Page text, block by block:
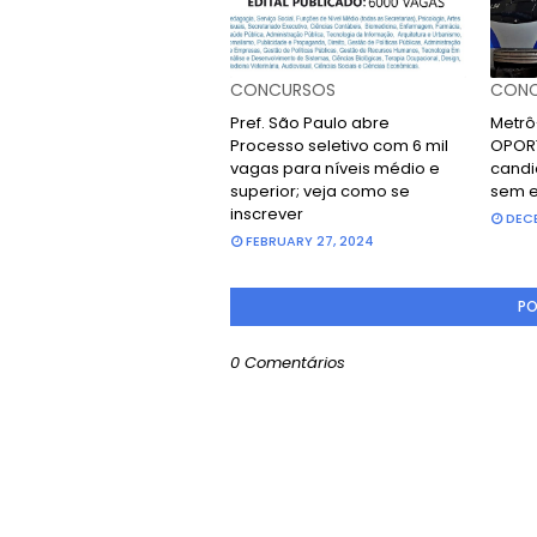
CONCURSOS
Pref. São Paulo abre
Processo seletivo com 6 mil
vagas para níveis médio e
superior; veja como se
inscrever
FEBRUARY 27, 2024
sem
0 Comentários